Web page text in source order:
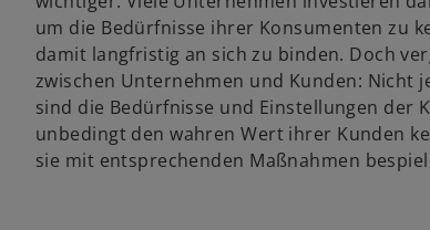
k
a
r
t
e
g
e
ö
f
f
n
e
t
k
a
r
t
e
g
e
ö
f
f
n
e
t
k
a
r
t
e
g
e
ö
f
f
n
e
t
um die Bedürfnisse ihrer Konsumenten zu
damit langfristig an sich zu binden. Doch
zwischen Unternehmen und Kunden: Nicht
sind die Bedürfnisse und Einstellungen der
unbedingt den wahren Wert ihrer Kunden
sie mit entsprechenden Maßnahmen